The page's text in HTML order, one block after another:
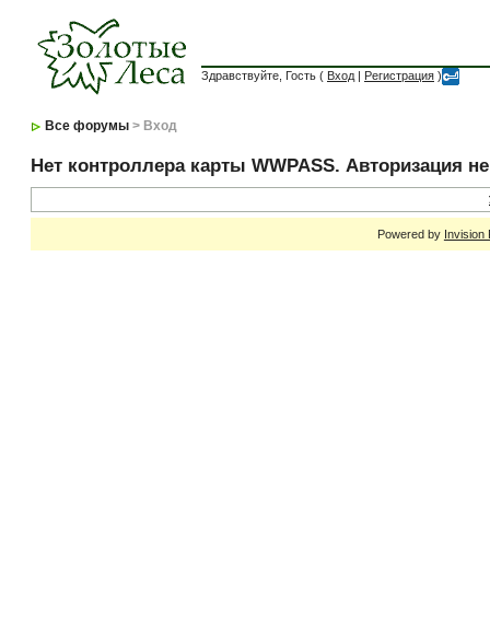
Здравствуйте, Гость ( Вход | Регистрация )
Все форумы > Вход
Нет контроллера карты WWPASS. Авторизация
Powered by Invision